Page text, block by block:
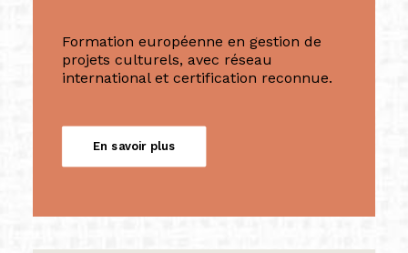
Formation européenne en gestion de
projets culturels, avec réseau
international et certification reconnue.
En savoir plus